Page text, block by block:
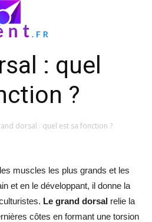
: quel
?
dorsal : quel est sa fonction ?
muscles les plus grands et les
et en le développant, il donne la
Le grand dorsal relie la
côtes en formant une torsion